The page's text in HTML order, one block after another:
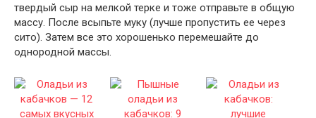
твердый сыр на мелкой терке и тоже отправьте в общую
массу. После всыпьте муку (лучше пропустить ее через
сито). Затем все это хорошенько перемешайте до
однородной массы.